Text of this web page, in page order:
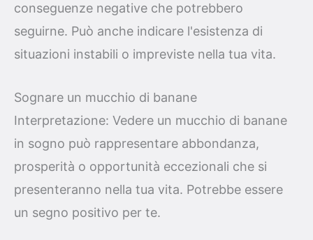
conseguenze negative che potrebbero
seguirne. Può anche indicare l'esistenza di
situazioni instabili o impreviste nella tua vita.
Sognare un mucchio di banane
Interpretazione: Vedere un mucchio di banane
in sogno può rappresentare abbondanza,
prosperità o opportunità eccezionali che si
presenteranno nella tua vita. Potrebbe essere
un segno positivo per te.